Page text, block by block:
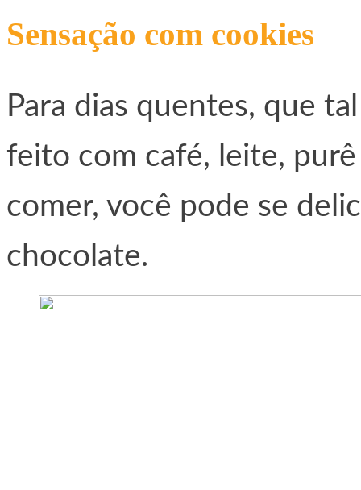
Sensação com cookies
Para dias quentes, que
feito com café, leite,
comer, você pode se
chocolate.